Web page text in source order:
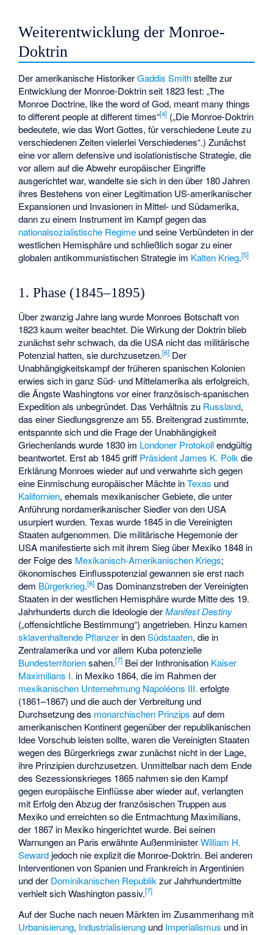
Weiterentwicklung der Monroe-
Doktrin
Der amerikanische HistorikerGaddis Smithstellte zur
Entwicklung der Monroe-Doktrin seit 1823 fest: „The
Monroe Doctrine, like the word of God, meant many things
to different people at different times“[4] („Die Monroe-Doktrin
bedeutete, wie das Wort Gottes, für verschiedene Leute zu
verschiedenen Zeiten vielerlei Verschiedenes“.) Zunächst
eine vor allem defensive und isolationistische Strategie, die
vor allem auf die Abwehr europäischer Eingriffe
ausgerichtet war, wandelte sie sich in den über 180 Jahren
ihres Bestehens von einer Legitimation US-amerikanischer
Expansionen und Invasionen in Mittel- und Südamerika,
dann zu einem Instrument im Kampf gegen das
nationalsozialistische Regime und seine Verbündeten in der
westlichen Hemisphäre und schließlich sogar zu einer
globalen antikommunistischen Strategie im Kalten Krieg.[5]
1. Phase (1845–1895)
Über zwanzig Jahre lang wurde Monroes Botschaft von
1823 kaum weiter beachtet. Die Wirkung der Doktrin blieb
zunächst sehr schwach, da die USA nicht das militärische
Potenzial hatten, sie durchzusetzen.[6] Der
Unabhängigkeitskampf der früheren spanischen Kolonien
erwies sich in ganz Süd- und Mittelamerika als erfolgreich,
die Ängste Washingtons vor einer französisch-spanischen
Expedition als unbegründet. Das Verhältnis zu Russland,
das einer Siedlungsgrenze am 55. Breitengrad zustimmte,
entspannte sich und die Frage der Unabhängigkeit
Griechenlands wurde 1830 im Londoner Protokollendgültig
beantwortet. Erst ab 1845 griff Präsident James K. Polk die
Erklärung Monroes wieder auf und verwahrte sich gegen
eine Einmischung europäischer Mächte inTexas und
Kalifornien, ehemals mexikanischer Gebiete, die unter
Anführung nordamerikanischer Siedler von den USA
usurpiert wurden. Texas wurde 1845 in die Vereinigten
Staaten aufgenommen. Die militärische Hegemonie der
USA manifestierte sich mit ihrem Sieg über Mexiko 1848 in
der Folge des Mexikanisch-Amerikanischen Kriegs;
ökonomisches Einflusspotenzial gewannen sie erst nach
dem Bürgerkrieg.[6] Das Dominanzstreben der Vereinigten
Staaten in der westlichen Hemisphäre wurde Mitte des 19.
Jahrhunderts durch die Ideologie derManifest Destiny
(„offensichtliche Bestimmung“) angetrieben. Hinzu kamen
sklavenhaltende Pflanzer in denSüdstaaten, die in
Zentralamerika und vor allem Kuba potenzielle
Bundesterritoriensahen.[7] Bei der Inthronisation Kaiser
Maximilians I. in Mexiko 1864, die im Rahmen der
mexikanischen Unternehmung Napoléons III. erfolgte
(1861–1867) und die auch der Verbreitung und
Durchsetzung des monarchischen Prinzips auf dem
amerikanischen Kontinent gegenüber der republikanischen
Idee Vorschub leisten sollte, waren die Vereinigten Staaten
wegen des Bürgerkriegs zwar zunächst nicht in der Lage,
ihre Prinzipien durchzusetzen. Unmittelbar nach dem Ende
des Sezessionskrieges 1865 nahmen sie den Kampf
gegen europäische Einflüsse aber wieder auf, verlangten
mit Erfolg den Abzug der französischen Truppen aus
Mexiko und erreichten so die Entmachtung Maximilians,
der 1867 in Mexiko hingerichtet wurde. Bei seinen
Warnungen an Paris erwähnte AußenministerWilliam H.
Seward jedoch nie explizit die Monroe-Doktrin. Bei anderen
Interventionen von Spanien und Frankreich in Argentinien
und der Dominikanischen Republik zur Jahrhundertmitte
verhielt sich Washington passiv.[7]
Auf der Suche nach neuen Märkten im Zusammenhang mit
Urbanisierung, Industrialisierung und Imperialismus und in